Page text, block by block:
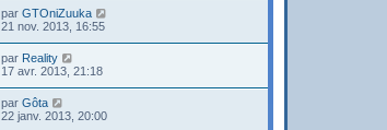
par GTOniZuuka
21 nov. 2013, 16:55
par Reality
17 avr. 2013, 21:18
par Gôta
22 janv. 2013, 20:00